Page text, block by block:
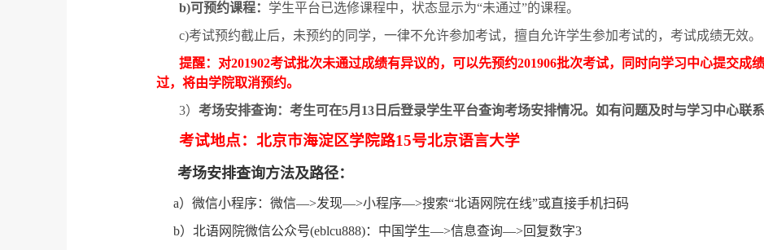
b)可预约课程： 学生平台已选修课程中，状态显示为“未通过”的课程。
c)考试预约截止后，未预约的同学，一律不允许参加考试，擅自允许学生参加考试的，考试成绩无效。
提醒：对201902考试批次未通过成绩有异议的，可以先预约201906批次考试，同时向学习中心提交成
过，将由学院取消预约。
3） 考场安排查询：考生可在5月 13 日后登录学生平台查询考场安排情况。如有问题及时与学习中心联系
考试地点：北京市海淀区学院路15号北京语言大学
考场安排查询方法及路径：
a）微信小程序：微信—>发现—>小程序—>搜索“北语网院在线”或直接手机扫码
b）北语网院微信公众号(eblcu888)：中国学生—>信息查询—>回复数字3